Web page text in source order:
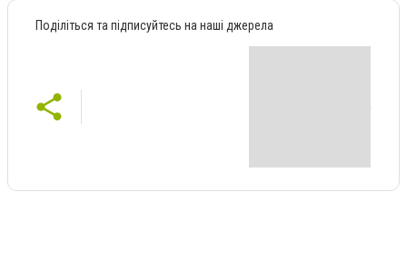
Поділіться та підписуйтесь на наші джерела